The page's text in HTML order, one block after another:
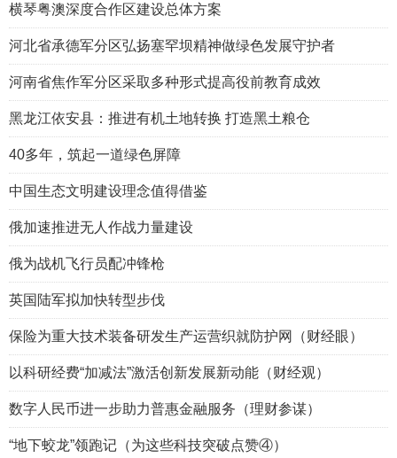
横琴粤澳深度合作区建设总体方案
河北省承德军分区弘扬塞罕坝精神做绿色发展守护者
河南省焦作军分区采取多种形式提高役前教育成效
黑龙江依安县：推进有机土地转换 打造黑土粮仓
40多年，筑起一道绿色屏障
中国生态文明建设理念值得借鉴
俄加速推进无人作战力量建设
俄为战机飞行员配冲锋枪
英国陆军拟加快转型步伐
保险为重大技术装备研发生产运营织就防护网（财经眼）
以科研经费“加减法”激活创新发展新动能（财经观）
数字人民币进一步助力普惠金融服务（理财参谋）
“地下蛟龙”领跑记（为这些科技突破点赞④）